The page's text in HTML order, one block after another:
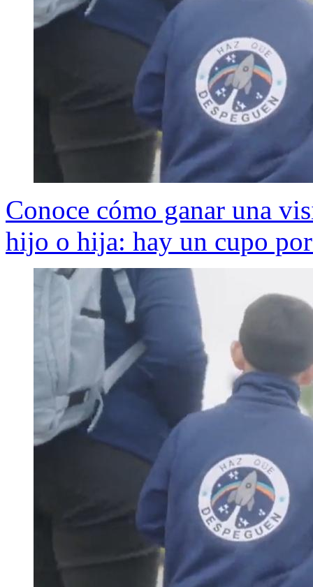
Conoce cómo ganar una
hijo o hija: hay un cupo